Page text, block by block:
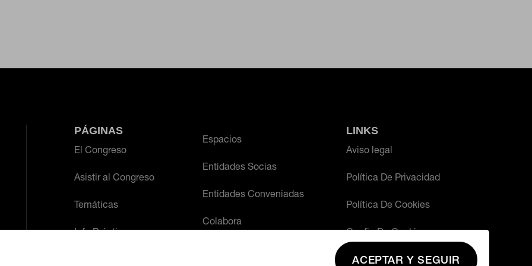
PÁGINAS
El Congreso
Asistir al Congreso
Temáticas
Info Práctica
Espacios
Entidades Socias
Entidades Conveniadas
Colabora
LINKS
Aviso legal
Política De Privacidad
Política De Cookies
Config De Cookies
ACEPTAR Y SEGUIR